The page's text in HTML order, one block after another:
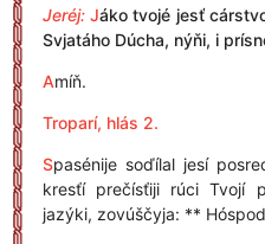
Jeréj: Jáko tvojé jesť
Svjatáho Dúcha, nýňi, i
Amíň.
Troparí, hlás 2.
Spasénije soďílal jesí
kresťí prečísťiji rúci Tvojí
jazýki, zovúščyja: **